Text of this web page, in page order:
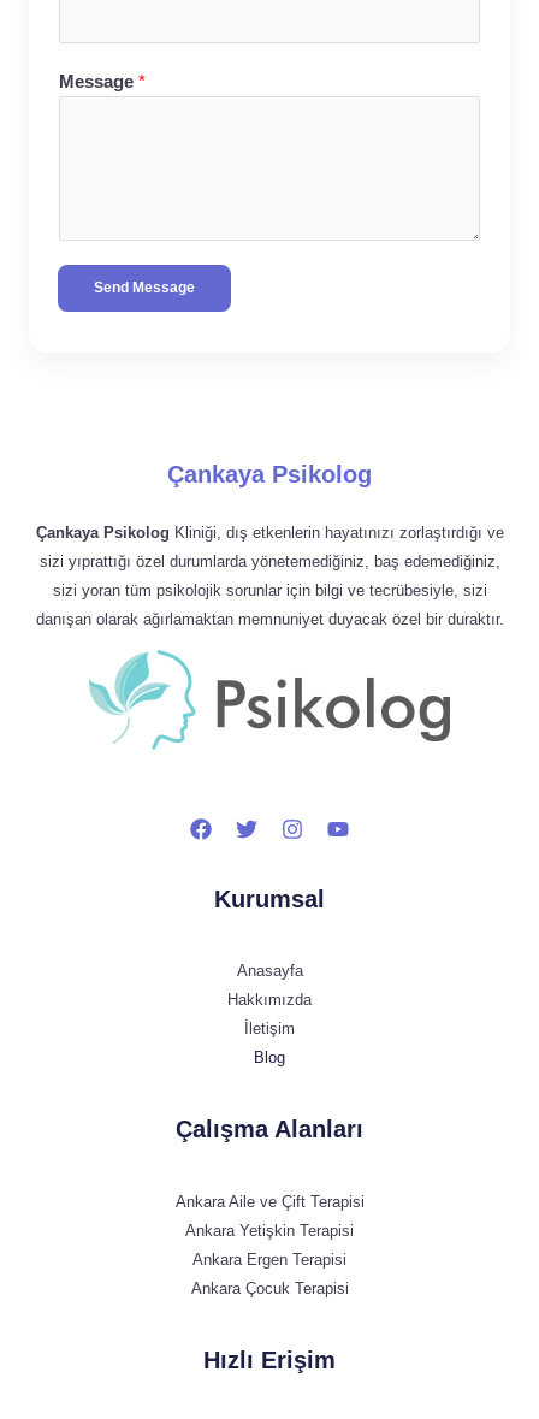
Message *
Send Message
Çankaya Psikolog
Çankaya Psikolog Kliniği, dış etkenlerin hayatınızı zorlaştırdığı ve
sizi yıprattığı özel durumlarda yönetemediğiniz, baş edemediğiniz,
sizi yoran tüm psikolojik sorunlar için bilgi ve tecrübesiyle, sizi
danışan olarak ağırlamaktan memnuniyet duyacak özel bir duraktır.
Kurumsal
Anasayfa
Hakkımızda
İletişim
Blog
Çalışma Alanları
Ankara Aile ve Çift Terapisi
Ankara Yetişkin Terapisi
Ankara Ergen Terapisi
Ankara Çocuk Terapisi
Hızlı Erişim